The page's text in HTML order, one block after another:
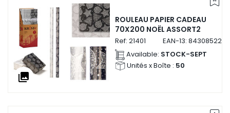
collections
ROULEAU PAPIER CADEAU
70X200 NOËL ASSORT2
Ref: 21401 EAN-13:
Available: STOCK-SEPT
Unités x Boîte : 50